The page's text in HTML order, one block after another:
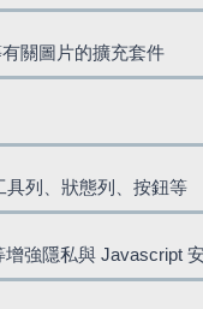
關圖片的擴充套件
具列、狀態列、按鈕等
強隱私與 Javascript